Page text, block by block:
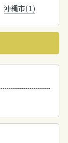
沖縄市(1)